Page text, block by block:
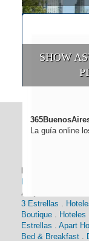
SHOW
La guía online
Información
Distancias
Alojamiento:
3 Estrellas
Boutique
Hoteles
Estrellas
Apart
Bed & Breakfast